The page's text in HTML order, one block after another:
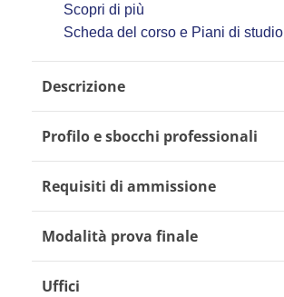
Scopri di più
Scheda del corso e Piani di studio
Descrizione
Profilo e sbocchi professionali
Requisiti di ammissione
Modalità prova finale
Uffici